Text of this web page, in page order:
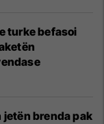
turke befasoi
jetën brenda pak